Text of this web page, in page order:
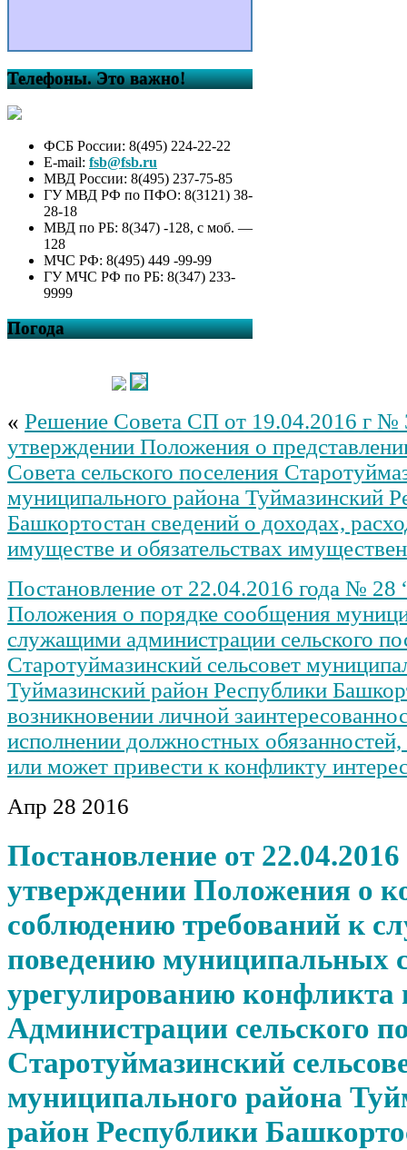
Телефоны. Это важно!
ФСБ России: 8(495) 224-22-22
E-mail: fsb@fsb.ru
МВД России: 8(495) 237-75-85
ГУ МВД РФ по ПФО: 8(3121) 38-
28-18
МВД по РБ: 8(347) -128, с моб. —
128
МЧС РФ: 8(495) 449 -99-99
ГУ МЧС РФ по РБ: 8(347) 233-
9999
Погода
« Решение Совета СП от 19.04.2016 г №
утверждении Положения о
Совета сельского поселения
муниципального района Туймазинский
Башкортостан сведений о доходах,
имуществе и обязательствах
Постановление от 22.04.2016 года № 28
Положения о порядке сообщения
служащими администрации сельского
Старотуймазинский сельсовет
Туймазинский район Республики
возникновении личной
исполнении должностных обязанностей,
или может привести к конфликту
Апр 28 2016
Постановление от
утверждении Положения о
соблюдению требований к
поведению муниципальных
урегулированию конфликта
Администрации сельского
Старотуймазинский
муниципального района
район Республики